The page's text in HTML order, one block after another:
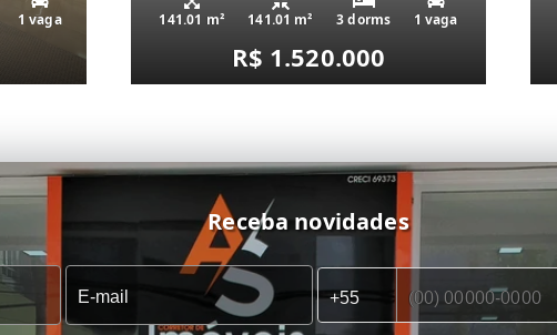
1 vaga 141.01 m² 141.01 m² 3 dorms 1 vaga
R$ 1.520.000
Receba novidades